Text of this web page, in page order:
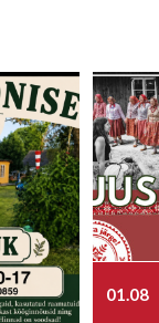
01.08